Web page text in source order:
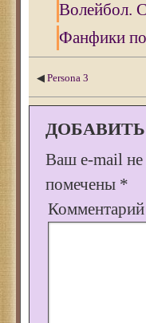
Волейбол.
Фанфики по
◀ Persona 3
Ваш e-mail не
помечены *
Комментарий